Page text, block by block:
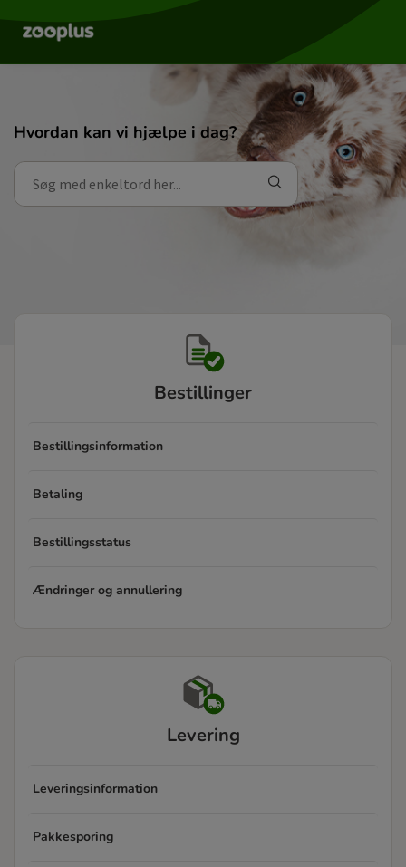
Hvordan kan vi hjælpe i dag?
Bestillinger
Bestillingsinformation
Betaling
Bestillingsstatus
Ændringer og annullering
Levering
Leveringsinformation
Pakkesporing